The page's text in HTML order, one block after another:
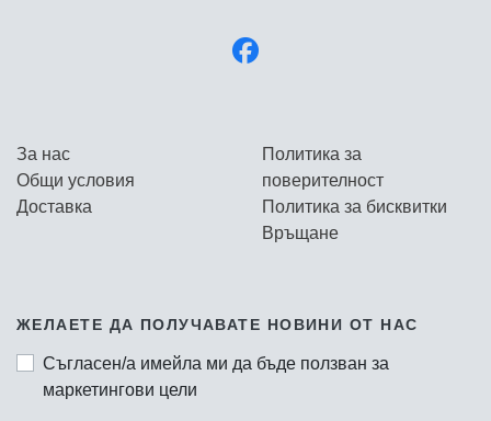
За нас
Общи условия
Доставка
Политика за
поверителност
Политика за бисквитки
Връщане
ЖЕЛАЕТЕ ДА ПОЛУЧАВАТЕ НОВИНИ ОТ НАС
Съгласен/а имейла ми да бъде ползван за
маркетингови цели